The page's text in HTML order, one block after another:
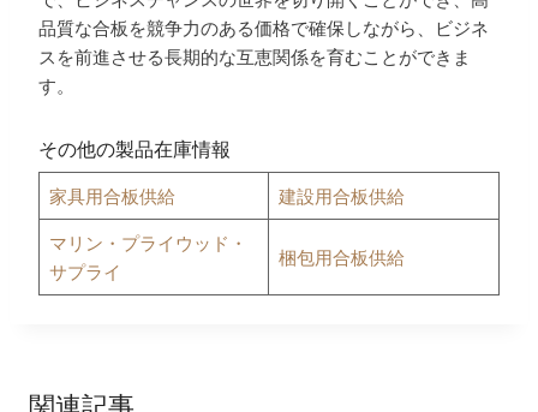
品質な合板を競争力のある価格で確保しながら、ビジネ
スを前進させる長期的な互恵関係を育むことができま
す。
その他の製品在庫情報
家具用合板供給 建設用合板供給
マリン・プライウッド・
サプライ
梱包用合板供給